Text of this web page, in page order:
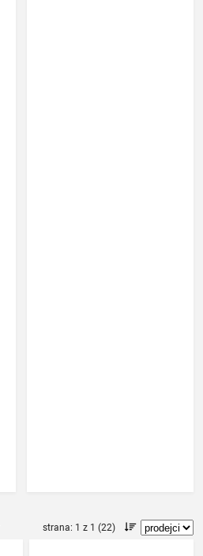
strana: 1 z 1 (22)